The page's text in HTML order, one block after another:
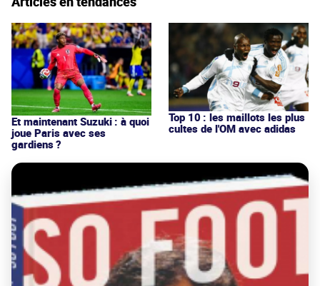
Et maintenant Suzuki : à quoi
joue Paris avec ses
gardiens ?
Top 10 : les maillots les plus
cultes de l'OM avec adidas